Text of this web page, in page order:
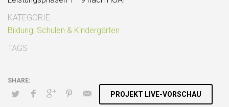
KATEGORIE
Bildung, Schulen & Kindergärten
TAGS
PROJEKT LIVE-VORSCHAU